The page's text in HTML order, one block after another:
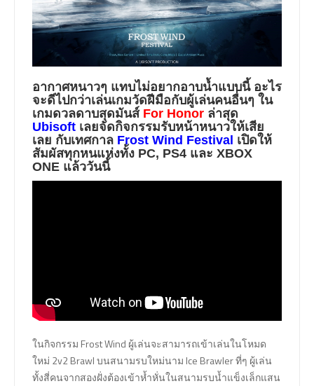
อากาศหนาวๆ แทบไม่อยากอาบน้ำแบบนี้ อะไร
จะดีไปกว่าเล่นเกมวัดฝีมือกับผู้เล่นคนอื่นๆ ใน
เกมดวลดาบสุดมันส์ For Honor ล่าสุด
Ubisoft เลยจัดกิจกรรมรับหน้าหนาวให้เสีย
เลย กับเทศกาล Frost Wind Festival เปิดให้
สัมผัสทุกหนแห่งทั้ง PC, PS4 และ XBOX
ONE แล้ววันนี้
ในกิจกรรม Frost Wind ผู้เล่นจะสามารถเข้าเล่นในโหมด
ใหม่ 2v2 Brawl บนสนามรบใหม่นาม Ice Brawler ที่ๆ ผู้เล่น
ทั้งสี่คนจากสองฝั่งต้องเข้าห้ำหั่นในสนามรบน้ำแข็งเล็กแสน